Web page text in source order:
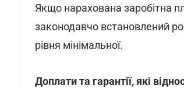
Якщо нарахована заробітна
законодавчо встановлений
рівня мінімальної.
Доплати та гарантії, які